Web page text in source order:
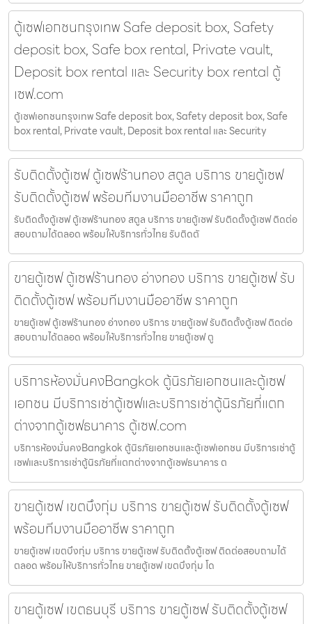
ตู้เซฟเอกชนกรุงเทพ Safe deposit box, Safety
deposit box, Safe box rental, Private vault,
Deposit box rental และ Security box rental ตู้
เซฟ.com
ตู้เซฟเอกชนกรุงเทพ Safe deposit box, Safety deposit box, Safe
box rental, Private vault, Deposit box rental และ Security
รับติดตั้งตู้เซฟ ตู้เซฟร้านทอง สตูล บริการ ขายตู้เซฟ
รับติดตั้งตู้เซฟ พร้อมทีมงานมืออาชีพ ราคาถูก
รับติดตั้งตู้เซฟ ตู้เซฟร้านทอง สตูล บริการ ขายตู้เซฟ รับติดตั้งตู้เซฟ ติดต่อ
สอบถามได้ตลอด พร้อมให้บริการทั่วไทย รับติดตั
ขายตู้เซฟ ตู้เซฟร้านทอง อ่างทอง บริการ ขายตู้เซฟ รับ
ติดตั้งตู้เซฟ พร้อมทีมงานมืออาชีพ ราคาถูก
ขายตู้เซฟ ตู้เซฟร้านทอง อ่างทอง บริการ ขายตู้เซฟ รับติดตั้งตู้เซฟ ติดต่อ
สอบถามได้ตลอด พร้อมให้บริการทั่วไทย ขายตู้เซฟ ตู
บริการห้องมั่นคงBangkok ตู้นิรภัยเอกชนและตู้เซฟ
เอกชน มีบริการเช่าตู้เซฟและบริการเช่าตู้นิรภัยที่แตก
ต่างจากตู้เซฟธนาคาร ตู้เซฟ.com
บริการห้องมั่นคงBangkok ตู้นิรภัยเอกชนและตู้เซฟเอกชน มีบริการเช่าตู้
เซฟและบริการเช่าตู้นิรภัยที่แตกต่างจากตู้เซฟธนาคาร ต
ขายตู้เซฟ เขตบึงกุ่ม บริการ ขายตู้เซฟ รับติดตั้งตู้เซฟ
พร้อมทีมงานมืออาชีพ ราคาถูก
ขายตู้เซฟ เขตบึงกุ่ม บริการ ขายตู้เซฟ รับติดตั้งตู้เซฟ ติดต่อสอบถามได้
ตลอด พร้อมให้บริการทั่วไทย ขายตู้เซฟ เขตบึงกุ่ม โด
ขายตู้เซฟ เขตธนบุรี บริการ ขายตู้เซฟ รับติดตั้งตู้เซฟ